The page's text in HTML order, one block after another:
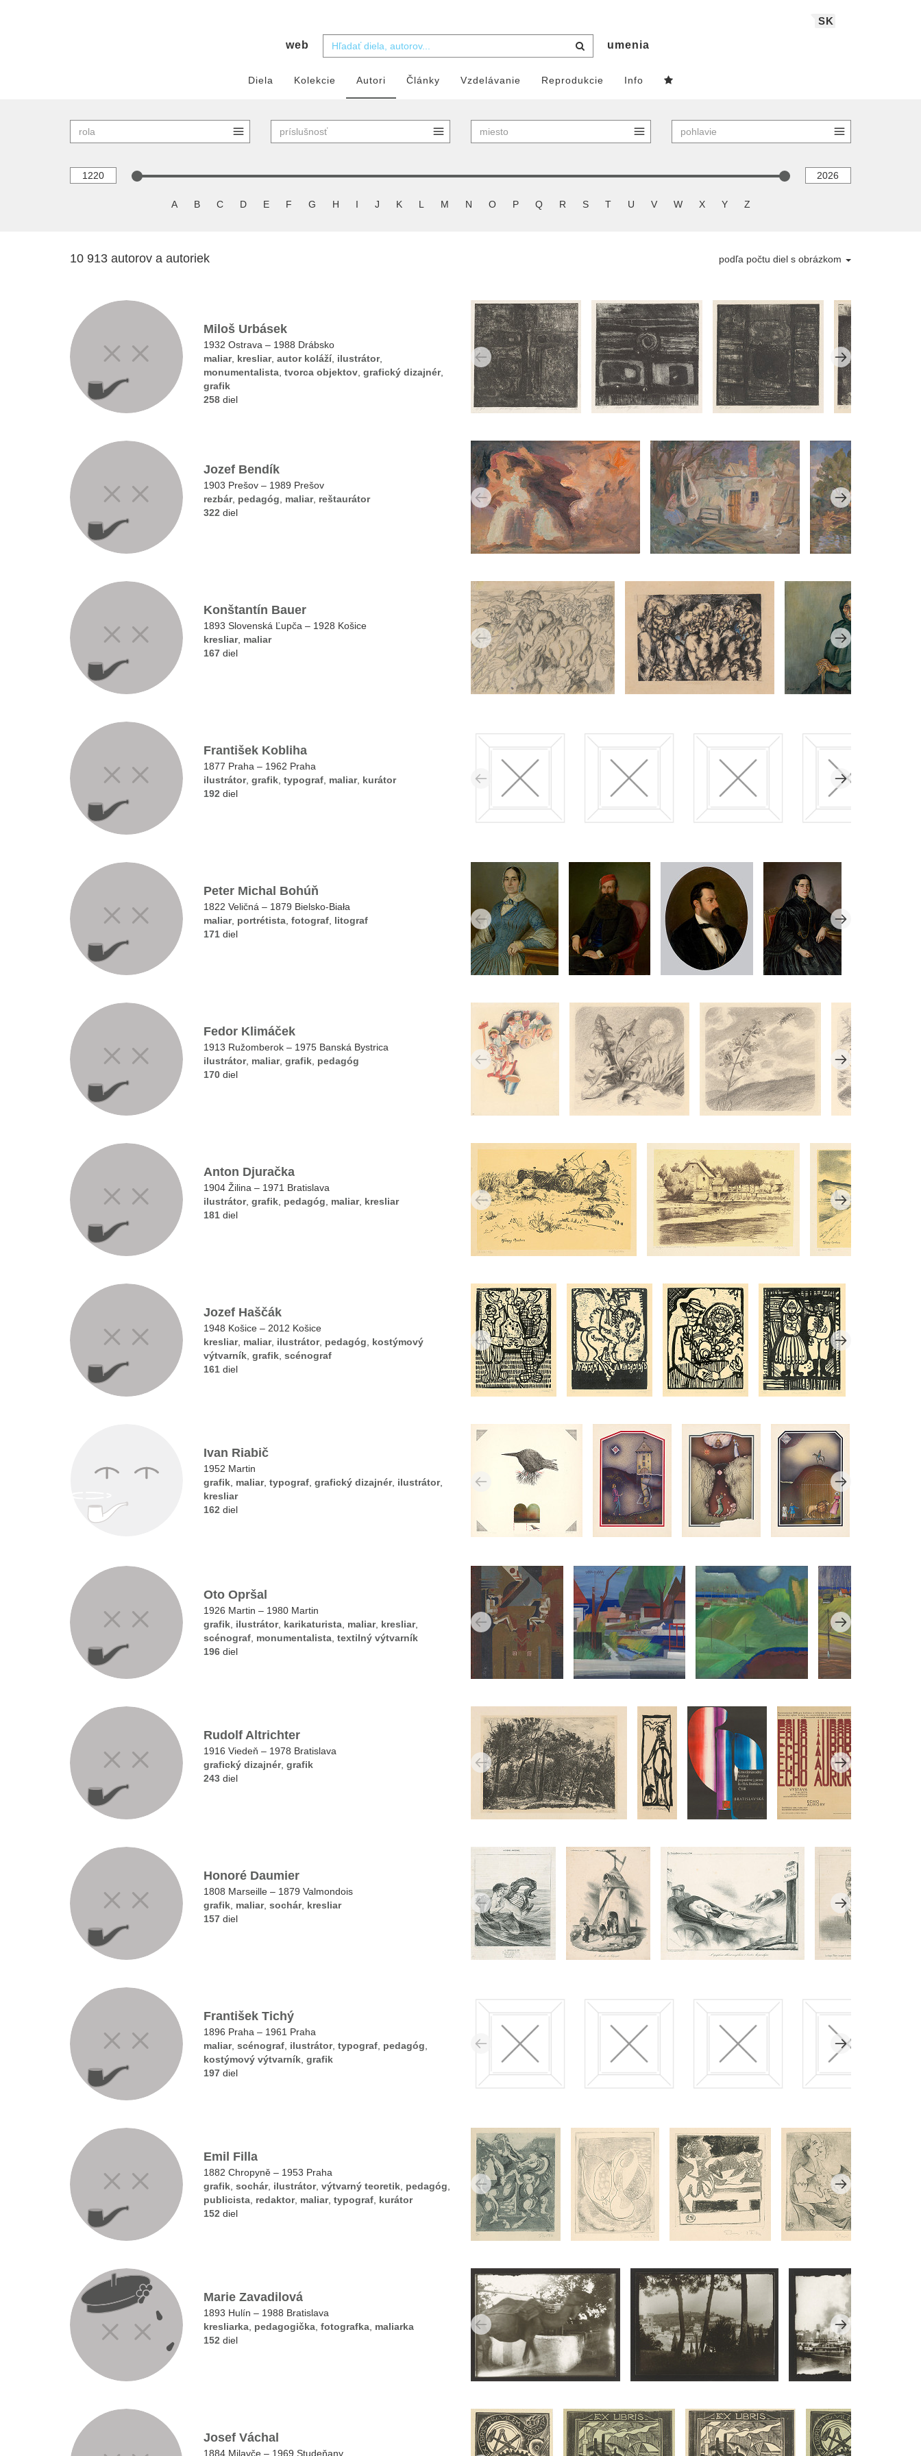
SK
web umenia
Diela Kolekcie Autori Články Vzdelávanie Reprodukcie Info
A B C D E F G H I J K L M N O P Q R S T U V W X Y Z
10 913 autorov a autoriek podľa počtu diel s obrázkom
Miloš Urbásek
1932 Ostrava – 1988 Drábsko
maliar, kresliar, autor koláží, ilustrátor,
monumentalista, tvorca objektov, grafický dizajnér,
grafik
258 diel
Jozef Bendík
1903 Prešov – 1989 Prešov
rezbár, pedagóg, maliar, reštaurátor
322 diel
Konštantín Bauer
1893 Slovenská Ľupča – 1928 Košice
kresliar, maliar
167 diel
František Kobliha
1877 Praha – 1962 Praha
ilustrátor, grafik, typograf, maliar, kurátor
192 diel
Peter Michal Bohúň
1822 Veličná – 1879 Bielsko-Biała
maliar, portrétista, fotograf, litograf
171 diel
Fedor Klimáček
1913 Ružomberok – 1975 Banská Bystrica
ilustrátor, maliar, grafik, pedagóg
170 diel
Anton Djuračka
1904 Žilina – 1971 Bratislava
ilustrátor, grafik, pedagóg, maliar, kresliar
181 diel
Jozef Haščák
1948 Košice – 2012 Košice
kresliar, maliar, ilustrátor, pedagóg, kostýmový
výtvarník, grafik, scénograf
161 diel
Ivan Riabič
1952 Martin
grafik, maliar, typograf, grafický dizajnér, ilustrátor,
kresliar
162 diel
Oto Opršal
1926 Martin – 1980 Martin
grafik ilustrátor, karikaturista maliar, kresliar,
scénograf monumentalista textilný výtvarník
196 diel
Rudolf Altrichter
1916 Viedeň – 1978 Bratislava
grafický dizajnér, grafik
243 diel
Honoré Daumier
1808 Marseille – 1879 Valmondois
grafik maliar, sochár, kresliar
157 diel
František Tichý
1896 Praha – 1961 Praha
maliar, scénograf ilustrátor, typograf pedagóg
kostýmový výtvarník grafik
197 diel
Emil Filla
1882 Chropyně – 1953 Praha
grafik sochár, ilustrátor, výtvarný teoretik pedagóg
publicista redaktor, maliar, typograf kurátor
152 diel
Marie Zavadilová
1893 Hulín – 1988 Bratislava
kresliarka pedagogička fotografka maliarka
152 diel
Josef Váchal
1884 Milavče – 1969 Studeňany